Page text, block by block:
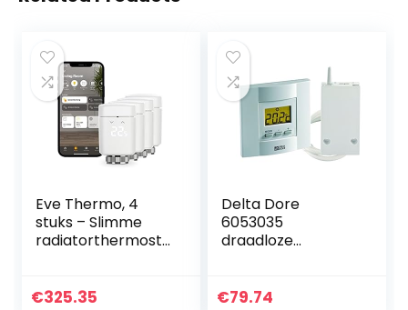
Eve Thermo, 4
stuks – Slimme
radiatorthermosta
automatische
€325.35
Delta Dore
6053035
draadloze
Tybox 23, wit
€79.74